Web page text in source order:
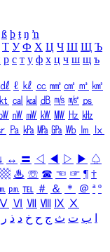
ß þ ŧ ŋ ŉ
Т У Ф Х Ц Ч Ш Щ Ъ
р с т у ф х ц ч ш щ ъ
㎗ ℓ ㎘ ㏄ ㎣ ㎤ ㎥ ㎦
㏏ ㎈ ㎉ ㏈ ㎧ ㎨ ㎰
㎻ ㎽ ㎾ ㎿ ㎐ ㎑
㎩ ㎪ ㎫ ㎬ ㏝ ㏐
㏓
↓ ↔ 〓 ◁ ◀ ▷ ▶ ♤
▩ ♨ ☏ ☎ ☜ ☞ ¶ †
㏘ ℡ ＃ ＆ ＊ ＠ ª º
Ⅴ Ⅵ Ⅶ Ⅷ Ⅸ Ⅹ
ب ت ث ج ح خ د ذ ر